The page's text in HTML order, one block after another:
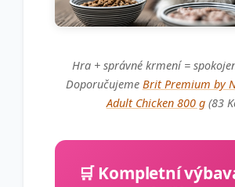
Hra + správné krmení =
Doporučujeme Brit Premium by
Adult Chicken 800 g(83
🛒 Kompletní